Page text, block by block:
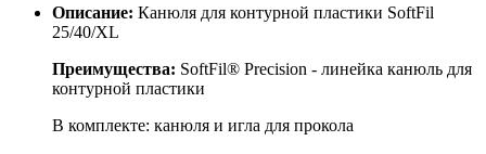
Описание: Канюля для контурной пластики SoftFil
25/40/XL
Преимущества: SoftFil® Precision - линейка канюль для
контурной пластики
В комплекте: канюля и игла для прокола